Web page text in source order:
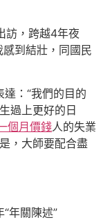
訪，跨越4年夜
到結壯，同國民
：“我們的目的
過上更好的日
個月價錢人的失業
，大師要配合盡
年關陳述”